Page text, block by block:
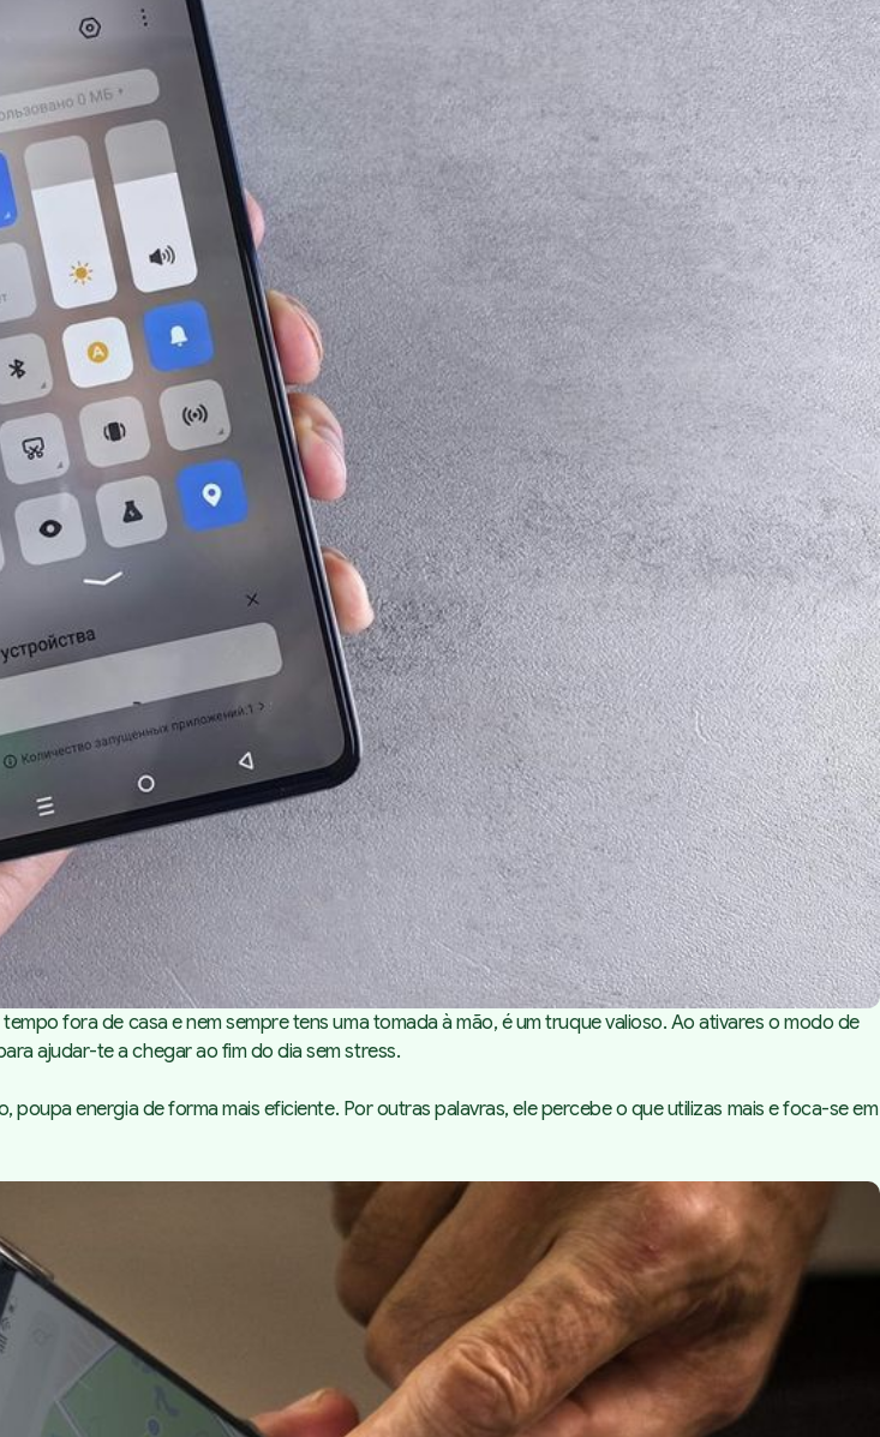
fora de casa e nem sempre tens uma tomada à mão, é um truque valioso. Ao ativares o modo de
ajudar-te a chegar ao fim do dia sem stress.
energia de forma mais eficiente. Por outras palavras, ele percebe o que utilizas mais e foca-se em